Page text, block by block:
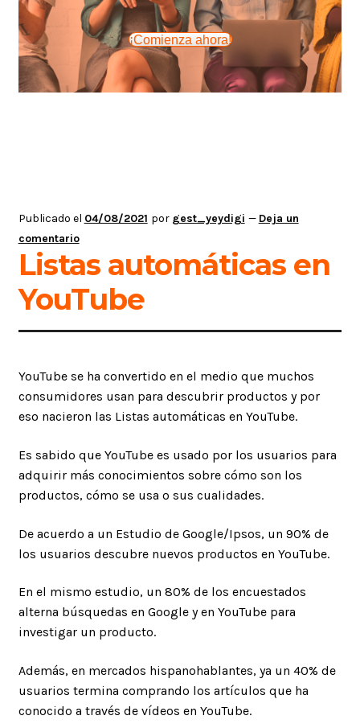
¡Comienza ahora!
Publicado el 04/08/2021 por gest_yeydigi — Deja un
comentario
Listas automáticas en
YouTube
YouTube se ha convertido en el medio que muchos
consumidores usan para descubrir productos y por
eso nacieron las Listas automáticas en YouTube.
Es sabido que YouTube es usado por los usuarios para
adquirir más conocimientos sobre cómo son los
productos, cómo se usa o sus cualidades.
De acuerdo a un Estudio de Google/Ipsos, un 90% de
los usuarios descubre nuevos productos en YouTube.
En el mismo estudio, un 80% de los encuestados
alterna búsquedas en Google y en YouTube para
investigar un producto.
Además, en mercados hispanohablantes, ya un 40% de
usuarios termina comprando los artículos que ha
conocido a través de vídeos en YouTube.